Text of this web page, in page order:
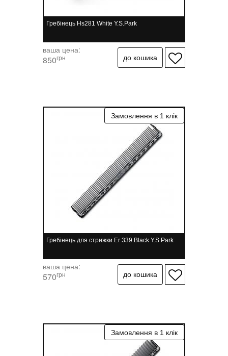
Гребінець Hs281 White Y.S.Park
ваша цена:
850грн
Гребінець для стрижки Er 339 Black Y.S.Park
ваша цена:
570грн